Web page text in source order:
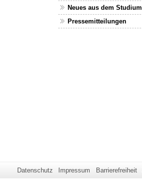
Neues aus dem Studium
Pressemitteilungen
Datenschutz Impressum Barrierefreiheit